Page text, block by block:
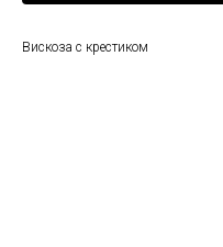
Вискоза с крестиком